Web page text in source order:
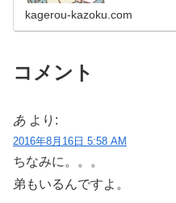
kagerou-kazoku.com
コメント
あ より:
2016年8月16日 5:58 AM
ちなみに。。。
弟もいるんですよ。